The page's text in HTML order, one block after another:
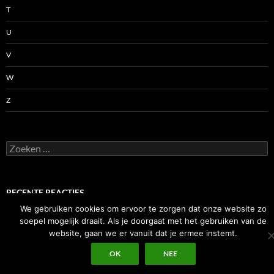
T
U
V
W
Z
Zoeken
naar:
RECENTE REACTIES
We gebruiken cookies om ervoor te zorgen dat onze website zo
soepel mogelijk draait. Als je doorgaat met het gebruiken van de
website, gaan we er vanuit dat je ermee instemt.
OK NEE